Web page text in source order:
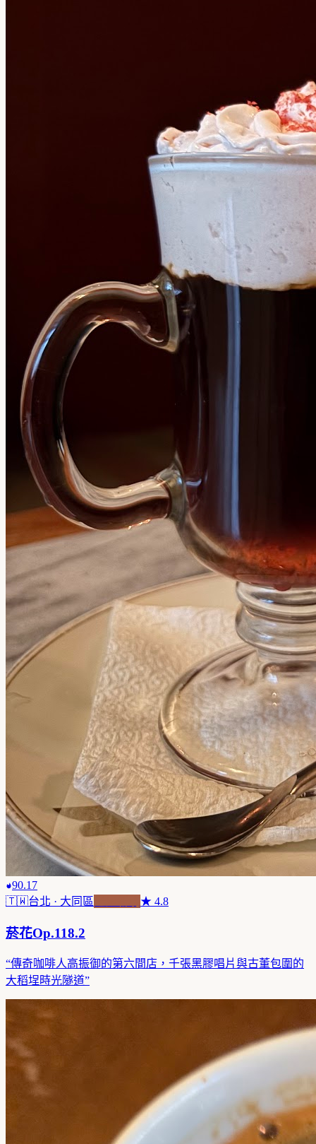
90.17
🇹🇼台北 · 大同區 ★ 4.8
菸花Op.118.2
“傳奇咖啡人高振御的第六間店，千張黑膠唱片與古董包圍的
大稻埕時光隧道”